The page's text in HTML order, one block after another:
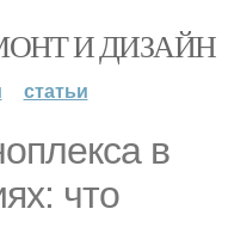
И ДИЗАЙН
статьи
в
что